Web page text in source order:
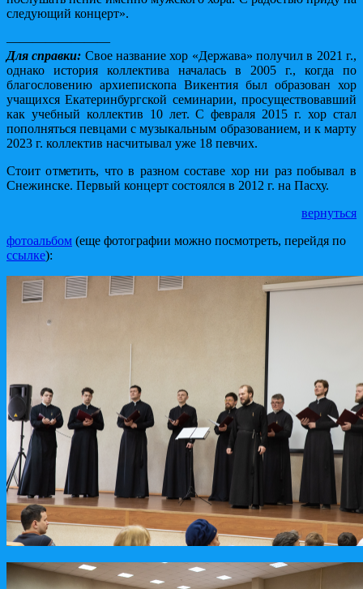
следующий концерт».
————————
Для справки: Свое название хор «Держава» получил в 2021 г.,
однако история коллектива началась в 2005 г., когда по
благословению архиепископа Викентия был образован хор
учащихся Екатеринбургской семинарии, просуществовавший
как учебный коллектив 10 лет. С февраля 2015 г. хор стал
пополняться певцами с музыкальным образованием, и к марту
2023 г. коллектив насчитывал уже 18 певчих.
Стоит отметить, что в разном составе хор ни раз побывал в
Снежинске. Первый концерт состоялся в 2012 г. на Пасху.
вернуться
фотоальбом (еще фотографии можно посмотреть, перейдя по
ссылке):